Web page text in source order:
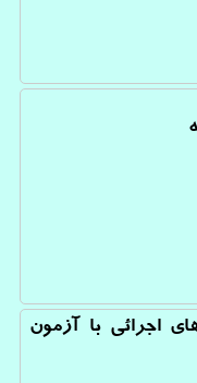
های اجرائی با آزمون